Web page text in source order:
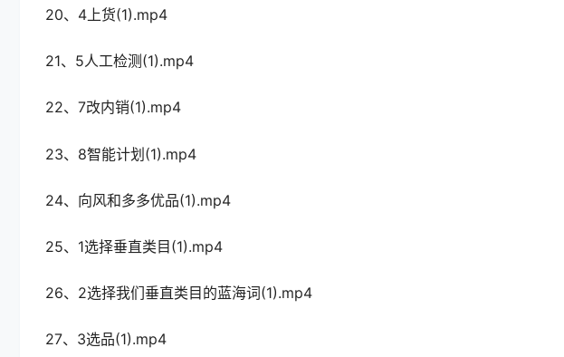
20、4上货(1).mp4
21、5人工检测(1).mp4
22、7改内销(1).mp4
23、8智能计划(1).mp4
24、向风和多多优品(1).mp4
25、1选择垂直类目(1).mp4
26、2选择我们垂直类目的蓝海词(1).mp4
27、3选品(1).mp4